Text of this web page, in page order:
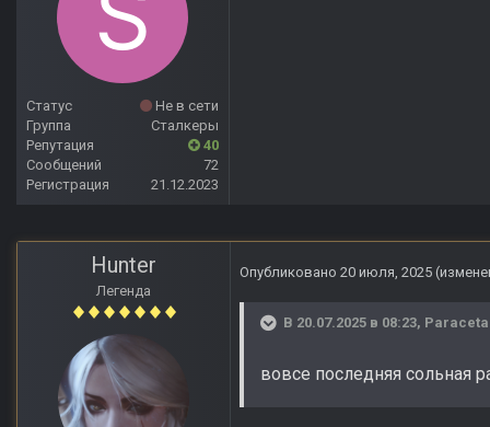
Статус
Не в сети
Группа
Сталкеры
Репутация
40
Сообщений
72
Регистрация
21.12.2023
Hunter
Легенда
Опубликовано 20 июля, 2025
В 20.07.2025 в 08:23,
вовсе последняя сольная